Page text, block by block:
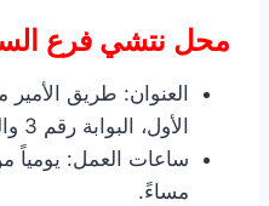
محل نتشي فرع
العنوان: طريق
الأول، البوابة رقم 3 والبوابة رقم 4، جدة.
مساءً.